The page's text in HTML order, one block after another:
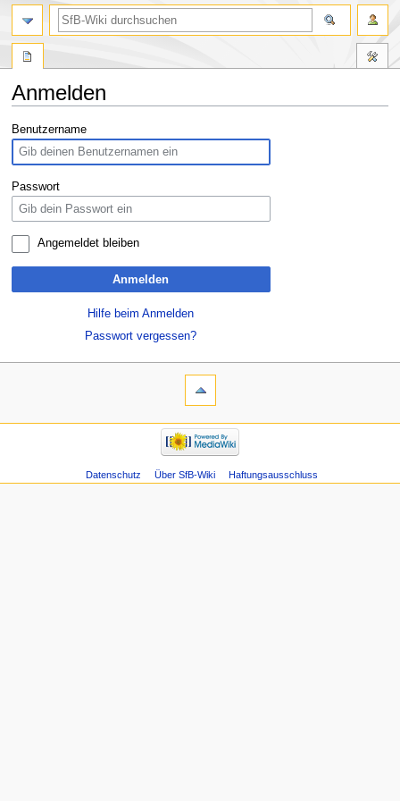
Anmelden
Zur
Navigation
springen
Zur
Suche
springen
Benutzername
Passwort
Angemeldet bleiben
Anmelden
Hilfe beim Anmelden
Passwort vergessen?
Datenschutz Über SfB-Wiki Haftungsausschluss